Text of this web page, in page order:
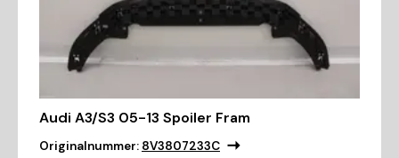
Audi A3/S3 05-13 Spoiler Fram
Originalnummer: 8V3807233C